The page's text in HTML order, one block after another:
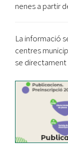
nenes a partir
La informació
centres
se directament